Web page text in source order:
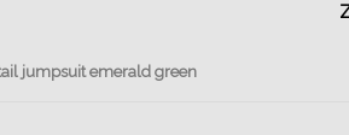
jumpsuit emerald green